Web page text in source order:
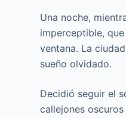
Una noche,
imperceptible,
ventana. La
sueño olvidado.
Decidió seguir el
callejones